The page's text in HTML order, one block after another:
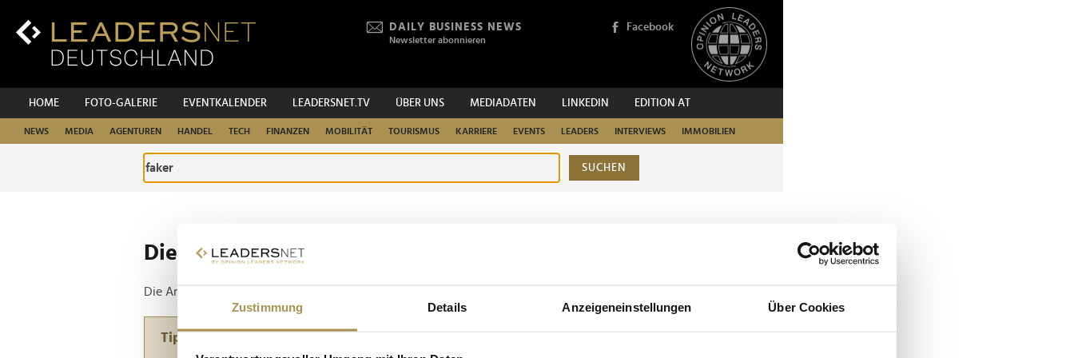
Zustimmung Details Anzeigeneinstellungen Über Cookies
Inhalt
DAILY BUSINESS NEWS
Newsletter abonnieren
Facebook
HOME FOTO-GALERIE EVENTKALENDER LEADERSNET.TV ÜBER UNS MEDIADATEN LINKEDIN EDITION AT
NEWS MEDIA AGENTUREN HANDEL TECH FINANZEN MOBILITÄT TOURISMUS KARRIERE EVENTS LEADERS INTERVIEWS IMMOBILIEN
SUCHEN
Die ganze Website durchsuchen
Die Anfrage ergab 1 Treffer.
Tipp